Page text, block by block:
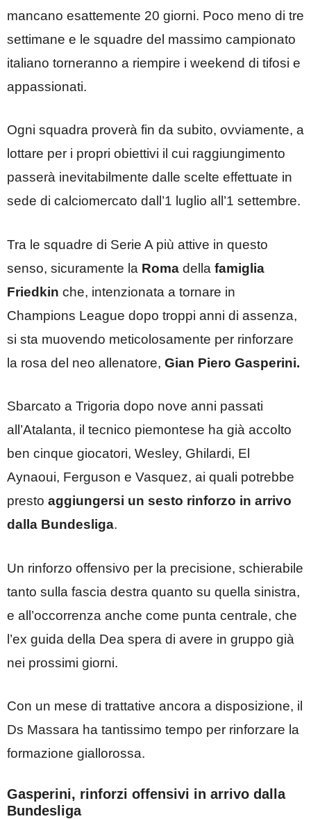
mancano esattemente 20 giorni. Poco meno di tre
settimane e le squadre del massimo campionato
italiano torneranno a riempire i weekend di tifosi e
appassionati.
Ogni squadra proverà fin da subito, ovviamente, a
lottare per i propri obiettivi il cui raggiungimento
passerà inevitabilmente dalle scelte effettuate in
sede di calciomercato dall’1 luglio all’1 settembre.
Tra le squadre di Serie A più attive in questo
senso, sicuramente la Roma della famiglia
Friedkin che, intenzionata a tornare in
Champions League dopo troppi anni di assenza,
si sta muovendo meticolosamente per rinforzare
la rosa del neo allenatore, Gian Piero Gasperini.
Sbarcato a Trigoria dopo nove anni passati
all’Atalanta, il tecnico piemontese ha già accolto
ben cinque giocatori, Wesley, Ghilardi, El
Aynaoui, Ferguson e Vasquez, ai quali potrebbe
presto aggiungersi un sesto rinforzo in arrivo
dalla Bundesliga.
Un rinforzo offensivo per la precisione, schierabile
tanto sulla fascia destra quanto su quella sinistra,
e all’occorrenza anche come punta centrale, che
l’ex guida della Dea spera di avere in gruppo già
nei prossimi giorni.
Con un mese di trattative ancora a disposizione, il
Ds Massara ha tantissimo tempo per rinforzare la
formazione giallorossa.
Gasperini, rinforzi offensivi in arrivo dalla
Bundesliga